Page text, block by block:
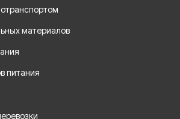
материалов
питания